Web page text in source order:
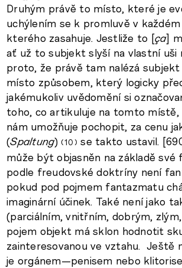
Druhým právě to místo, které je
uchýlením se k promluvě v
kterého zasahuje. Jestliže to [ça]
ať už to subjekt slyší na vlastní uši
proto, že právě tam nalézá
místo způsobem, který logicky
jakémukoliv uvědomění si
toho, co artikuluje na tomto místě,
nám umožňuje pochopit, za cenu
(Spaltung) 10
se takto ustavil.
může být objasněn na základě své
podle freudovské doktríny není
pokud pod pojmem fantazmatu
imaginární účinek. Také není jako
(parciálním, vnitřním, dobrým,
pojem objekt má sklon hodnotit
zainteresovanou ve vztahu. Ještě
je orgánem—penisem nebo